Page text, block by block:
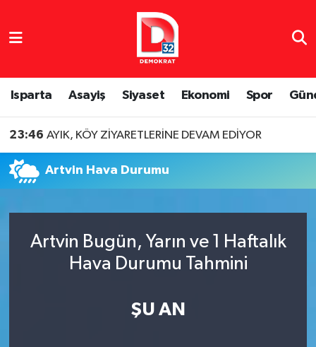
Isparta Asayiş Siyaset Ekonomi Spor
23:46 AYIK, KÖY ZİYARETLERİNE DEVAM EDİYOR
Artvin Hava Durumu
Artvin Bugün, Yarın ve 1 Haftalık
Hava Durumu Tahmini
ŞU AN
Isparta Nöbetçi Eczaneler
Isparta Hava Durumu
Tüm Manşetler
Son Dakika Haberleri